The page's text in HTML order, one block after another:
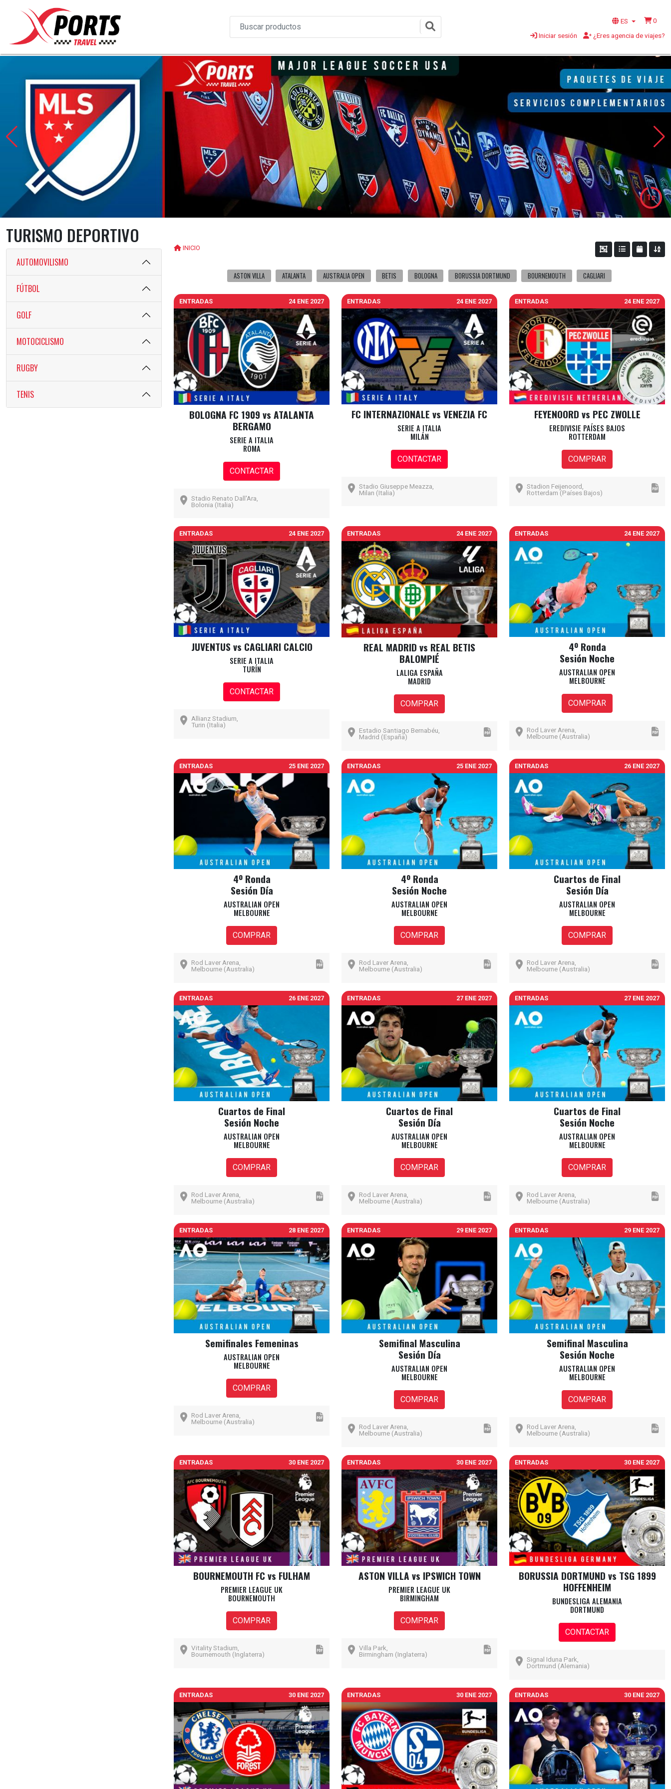
ES
0
Iniciar sesión
¿Eres agencia de viajes?
4s
TURISMO DEPORTIVO
AUTOMOVILISMO
FÚTBOL
GOLF
MOTOCICLISMO
RUGBY
TENIS
INICIO
ASTON VILLA ATALANTA AUSTRALIA OPEN BETIS BOLOGNA BORUSSIA DORTMUND BOURNEMOUTH CAGLIARI
ENTRADAS 24 ENE 2027
BOLOGNA FC 1909 vs ATALANTA
BERGAMO
SERIE A ITALIA
ROMA
CONTACTAR
Stadio Renato Dall'Ara,
Bolonia (Italia)
ENTRADAS 24 ENE 2027
FC INTERNAZIONALE vs VENEZIA FC
SERIE A ITALIA
MILÁN
CONTACTAR
Stadio Giuseppe Meazza,
Milan (Italia)
ENTRADAS 24 ENE 2027
FEYENOORD vs PEC ZWOLLE
EREDIVISIE PAÍSES BAJOS
ROTTERDAM
COMPRAR
Stadion Feijenoord,
Rotterdam (Países Bajos)
ENTRADAS 24 ENE 2027
JUVENTUS vs CAGLIARI CALCIO
SERIE A ITALIA
TURÍN
CONTACTAR
Allianz Stadium,
Turin (Italia)
ENTRADAS 24 ENE 2027
REAL MADRID vs REAL BETIS
BALOMPIÉ
LALIGA ESPAÑA
MADRID
COMPRAR
Estadio Santiago Bernabéu,
Madrid (España)
ENTRADAS 24 ENE 2027
4º Ronda
Sesión Noche
AUSTRALIAN OPEN
MELBOURNE
COMPRAR
Rod Laver Arena,
Melbourne (Australia)
ENTRADAS 25 ENE 2027
4º Ronda
Sesión Día
AUSTRALIAN OPEN
MELBOURNE
COMPRAR
Rod Laver Arena,
Melbourne (Australia)
ENTRADAS 25 ENE 2027
4º Ronda
Sesión Noche
AUSTRALIAN OPEN
MELBOURNE
COMPRAR
Rod Laver Arena,
Melbourne (Australia)
ENTRADAS 26 ENE 2027
Cuartos de Final
Sesión Día
AUSTRALIAN OPEN
MELBOURNE
COMPRAR
Rod Laver Arena,
Melbourne (Australia)
ENTRADAS 26 ENE 2027
Cuartos de Final
Sesión Noche
AUSTRALIAN OPEN
MELBOURNE
COMPRAR
Rod Laver Arena,
Melbourne (Australia)
ENTRADAS 27 ENE 2027
Cuartos de Final
Sesión Día
AUSTRALIAN OPEN
MELBOURNE
COMPRAR
Rod Laver Arena,
Melbourne (Australia)
ENTRADAS 27 ENE 2027
Cuartos de Final
Sesión Noche
AUSTRALIAN OPEN
MELBOURNE
COMPRAR
Rod Laver Arena,
Melbourne (Australia)
ENTRADAS 28 ENE 2027
Semifinales Femeninas
AUSTRALIAN OPEN
MELBOURNE
COMPRAR
Rod Laver Arena,
Melbourne (Australia)
ENTRADAS 29 ENE 2027
Semifinal Masculina
Sesión Día
AUSTRALIAN OPEN
MELBOURNE
COMPRAR
Rod Laver Arena,
Melbourne (Australia)
ENTRADAS 29 ENE 2027
Semifinal Masculina
Sesión Noche
AUSTRALIAN OPEN
MELBOURNE
COMPRAR
Rod Laver Arena,
Melbourne (Australia)
ENTRADAS 30 ENE 2027
BOURNEMOUTH FC vs FULHAM
PREMIER LEAGUE UK
BOURNEMOUTH
COMPRAR
Vitality Stadium,
Bournemouth (Inglaterra)
ENTRADAS 30 ENE 2027
ASTON VILLA vs IPSWICH TOWN
PREMIER LEAGUE UK
BIRMINGHAM
COMPRAR
Villa Park,
Birmingham (Inglaterra)
ENTRADAS 30 ENE 2027
BORUSSIA DORTMUND vs TSG 1899
HOFFENHEIM
BUNDESLIGA ALEMANIA
DORTMUND
CONTACTAR
Signal Iduna Park,
Dortmund (Alemania)
ENTRADAS 30 ENE 2027 ENTRADAS 30 ENE 2027 ENTRADAS 30 ENE 2027